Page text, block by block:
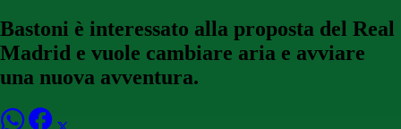
Bastoni è interessato alla proposta del Real
Madrid e vuole cambiare aria e avviare
una nuova avventura.